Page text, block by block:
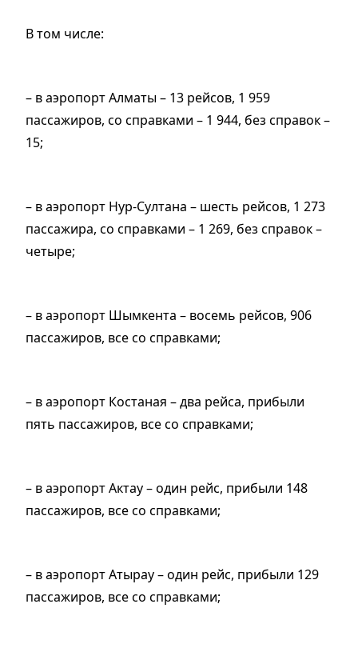
В том числе:
– в аэропорт Алматы – 13 рейсов, 1 959
пассажиров, со справками – 1 944, без справок –
15;
– в аэропорт Нур-Султана – шесть рейсов, 1 273
пассажира, со справками – 1 269, без справок –
четыре;
– в аэропорт Шымкента – восемь рейсов, 906
пассажиров, все со справками;
– в аэропорт Костаная – два рейса, прибыли
пять пассажиров, все со справками;
– в аэропорт Актау – один рейс, прибыли 148
пассажиров, все со справками;
– в аэропорт Атырау – один рейс, прибыли 129
пассажиров, все со справками;